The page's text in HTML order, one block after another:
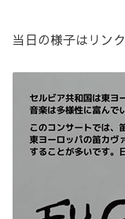
当日の様子はリンク